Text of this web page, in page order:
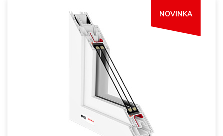
NOVINKA